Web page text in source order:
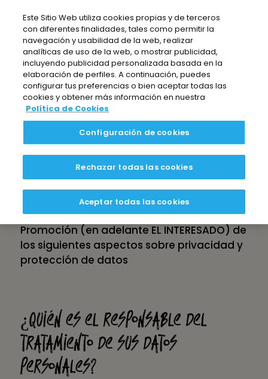
incluye
sistema
POLÍTICA DE PRIVACIDAD
En cumplimiento de la normativa vigente
carácter personal, CALIDAD PASCUAL, S.A.U.
informa a los participantes en la
Promoción (en adelante EL INTERESADO) de
los siguientes aspectos sobre privacidad y
protección de datos
¿Quién es el responsable del
tratamiento de sus datos
personales?
Este Sitio Web utiliza cookies propias y de terceros
con diferentes finalidades, tales como permitir la
navegación y usabilidad de la web, realizar
analíticas de uso de la web, o mostrar publicidad,
incluyendo publicidad personalizada basada en la
elaboración de perfiles. A continuación, puedes
configurar tus preferencias o bien aceptar todas las
cookies y obtener más información en nuestra
Política de Cookies
Configuración de cookies
Rechazar todas las cookies
Aceptar todas las cookies